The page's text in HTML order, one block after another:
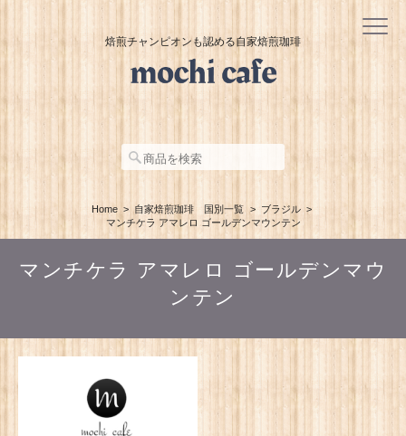
焙煎チャンピオンも認める自家焙煎珈琲
Home 自家焙煎珈琲 国別一覧
ブラジル
マンチケラ アマレロ ゴールデンマウンテン
マンチケラ アマレロ ゴールデンマウ
ンテン